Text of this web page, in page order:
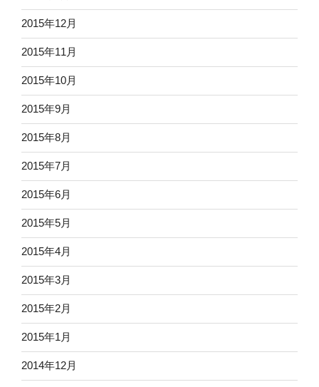
2015年12月
2015年11月
2015年10月
2015年9月
2015年8月
2015年7月
2015年6月
2015年5月
2015年4月
2015年3月
2015年2月
2015年1月
2014年12月